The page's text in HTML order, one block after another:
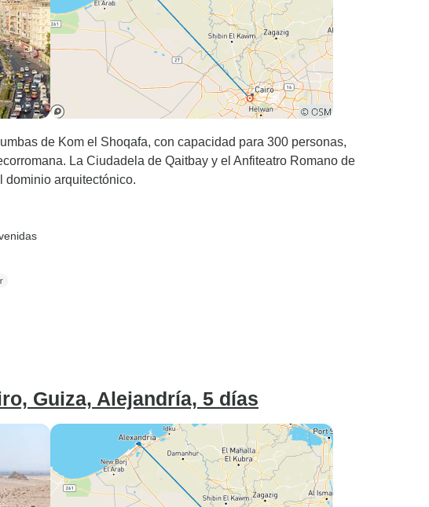
de Kom el Shoqafa, con capacidad para 300 personas,
La Ciudadela de Qaitbay y el Anfiteatro Romano de
dominio arquitectónico.
Guiza, Alejandría, 5 días